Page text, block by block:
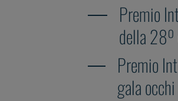
Premio
della
Premio
gala